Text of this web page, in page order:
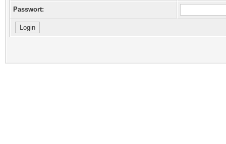
Passwort: